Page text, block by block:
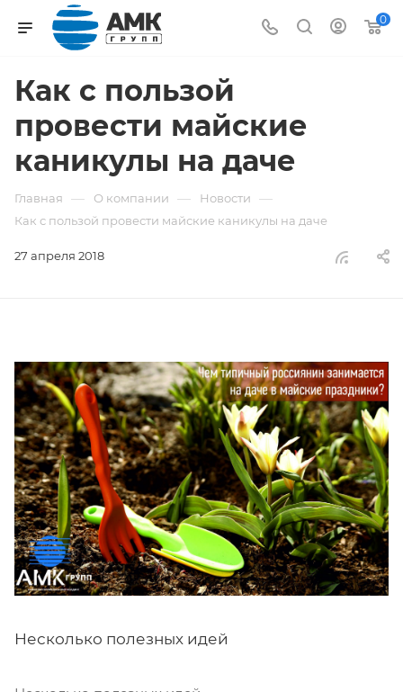
0
Как с пользой
провести майские
каникулы на даче
Главная — О компании — Новости —
Как с пользой провести майские каникулы на даче
27 апреля 2018
Несколько полезных идей